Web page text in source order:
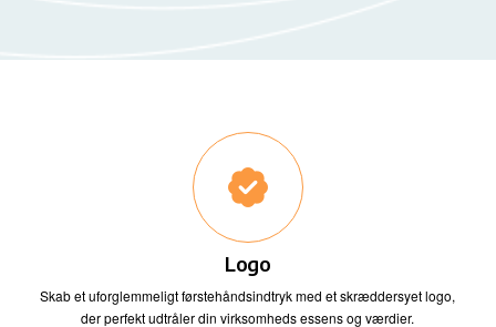
Logo
Skab et uforglemmeligt førstehåndsindtryk med et skræddersyet logo,
der perfekt udtråler din virksomheds essens og værdier.